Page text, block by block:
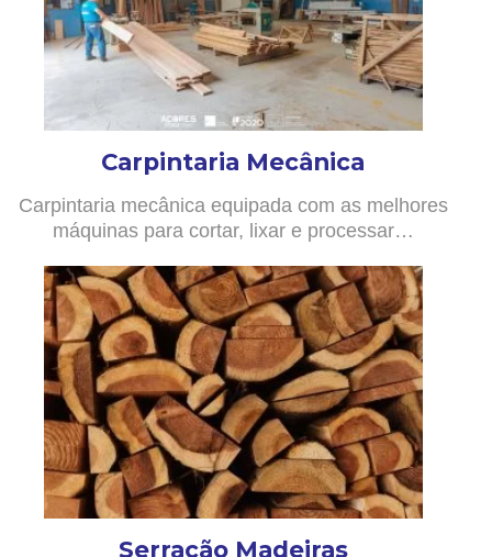
Carpintaria Mecânica
Carpintaria mecânica equipada com as melhores
máquinas para cortar, lixar e processar…
Serração Madeiras